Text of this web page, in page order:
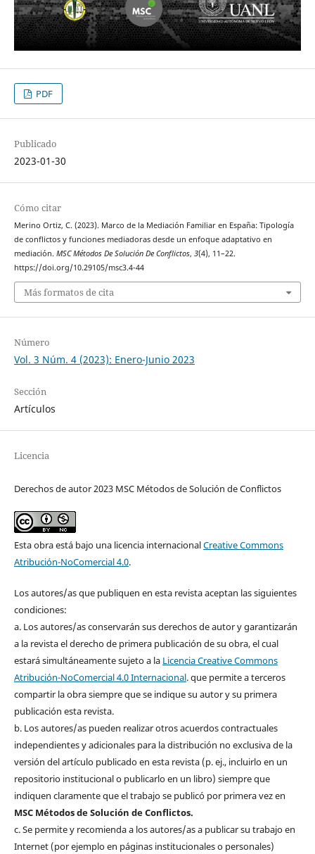
PDF
Publicado
2023-01-30
Cómo citar
Merino Ortiz, C. (2023). Marco de la Mediación Familiar en España: Tipología
de conflictos y funciones mediadoras desde un enfoque adaptativo en
mediación. MSC Métodos De Solución De Conflictos, 3(4), 11–22.
https://doi.org/10.29105/msc3.4-44
Más formatos de cita
Número
Vol. 3 Núm. 4 (2023): Enero-Junio 2023
Sección
Artículos
Licencia
Derechos de autor 2023 MSC Métodos de Solución de Conflictos
Esta obra está bajo una licencia internacionalCreative Commons
Atribución-NoComercial 4.0.
Los autores/as que publiquen en esta revista aceptan las siguientes
condiciones:
a. Los autores/as conservarán sus derechos de autor y garantizarán
a la revista el derecho de primera publicación de su obra, el cual
estará simultáneamente sujeto a la Licencia Creative Commons
Atribución-NoComercial 4.0 Internacional. que permite a terceros
compartir la obra siempre que se indique su autor y su primera
publicación esta revista.
b. Los autores/as pueden realizar otros acuerdos contractuales
independientes y adicionales para la distribución no exclusiva de la
versión del artículo publicado en esta revista (p. ej., incluirlo en un
repositorio institucional o publicarlo en un libro) siempre que
indiquen claramente que el trabajo se publicó por primera vez en
MSC Métodos de Solución de Conflictos.
c. Se permite y recomienda a los autores/as a publicar su trabajo en
Internet (por ejemplo en páginas institucionales o personales)